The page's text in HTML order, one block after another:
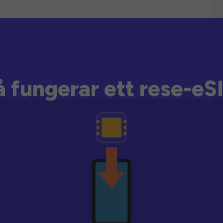
fungerar ett rese-